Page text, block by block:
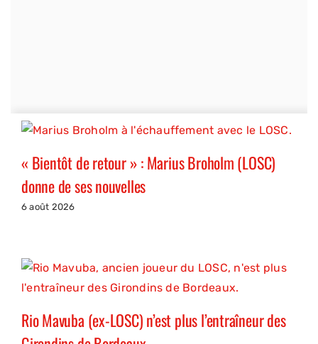
« Bientôt de retour » : Marius Broholm (LOSC)
donne de ses nouvelles
6 août 2026
Rio Mavuba (ex-LOSC) n’est plus l’entraîneur des